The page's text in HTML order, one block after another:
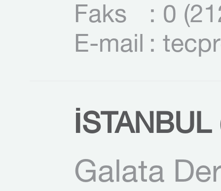
Faks
: 0
E-mail :
Galata